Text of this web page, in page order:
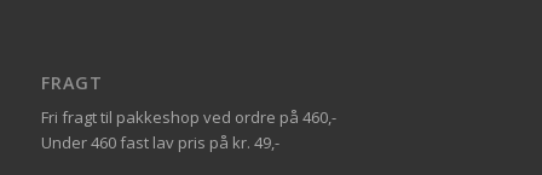
FRAGT
Fri fragt til pakkeshop ved ordre på 460,-
Under 460 fast lav pris på kr. 49,-